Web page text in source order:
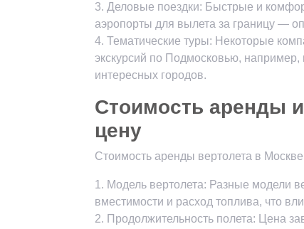
3. Деловые поездки: Быстрые и
аэропорты для вылета за границу —
4. Тематические туры: Некоторые
экскурсий по Подмосковью, например,
интересных городов.
Стоимость аренды
цену
Стоимость аренды вертолета в
1. Модель вертолета: Разные модели
вместимости и расход топлива, что
2. Продолжительность полета: Цена